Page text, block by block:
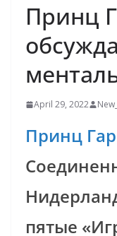
Принц
April 29, 2022
Принц
пятые